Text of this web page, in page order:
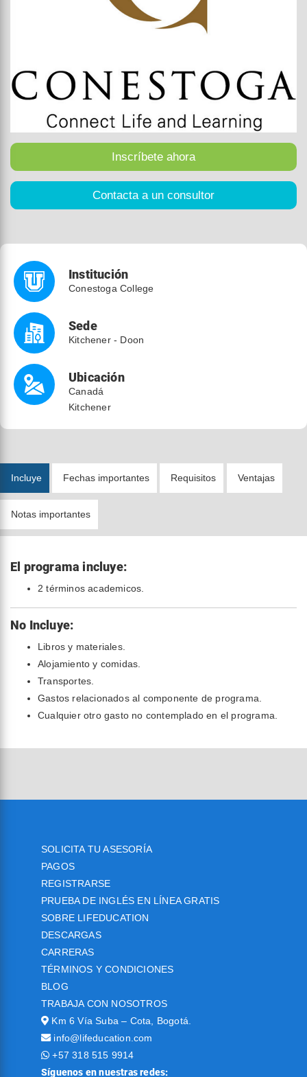
Institución
Conestoga College
Sede
Kitchener - Doon
Ubicación
Canadá
Kitchener
Incluye Fechas importantes Requisitos Ventajas
Notas importantes
El programa incluye:
2 términos academicos.
No Incluye:
Libros y materiales.
Alojamiento y comidas.
Transportes.
Gastos relacionados al componente de programa.
Cualquier otro gasto no contemplado en el programa.
SOLICITA TU ASESORÍA
PAGOS
REGISTRARSE
PRUEBA DE INGLÉS EN LÍNEA GRATIS
SOBRE LIFEDUCATION
DESCARGAS
CARRERAS
TÉRMINOS Y CONDICIONES
BLOG
TRABAJA CON NOSOTROS
Km 6 Vía Suba – Cota, Bogotá.
info@lifeducation.com
+57 318 515 9914
Síguenos en nuestras redes: